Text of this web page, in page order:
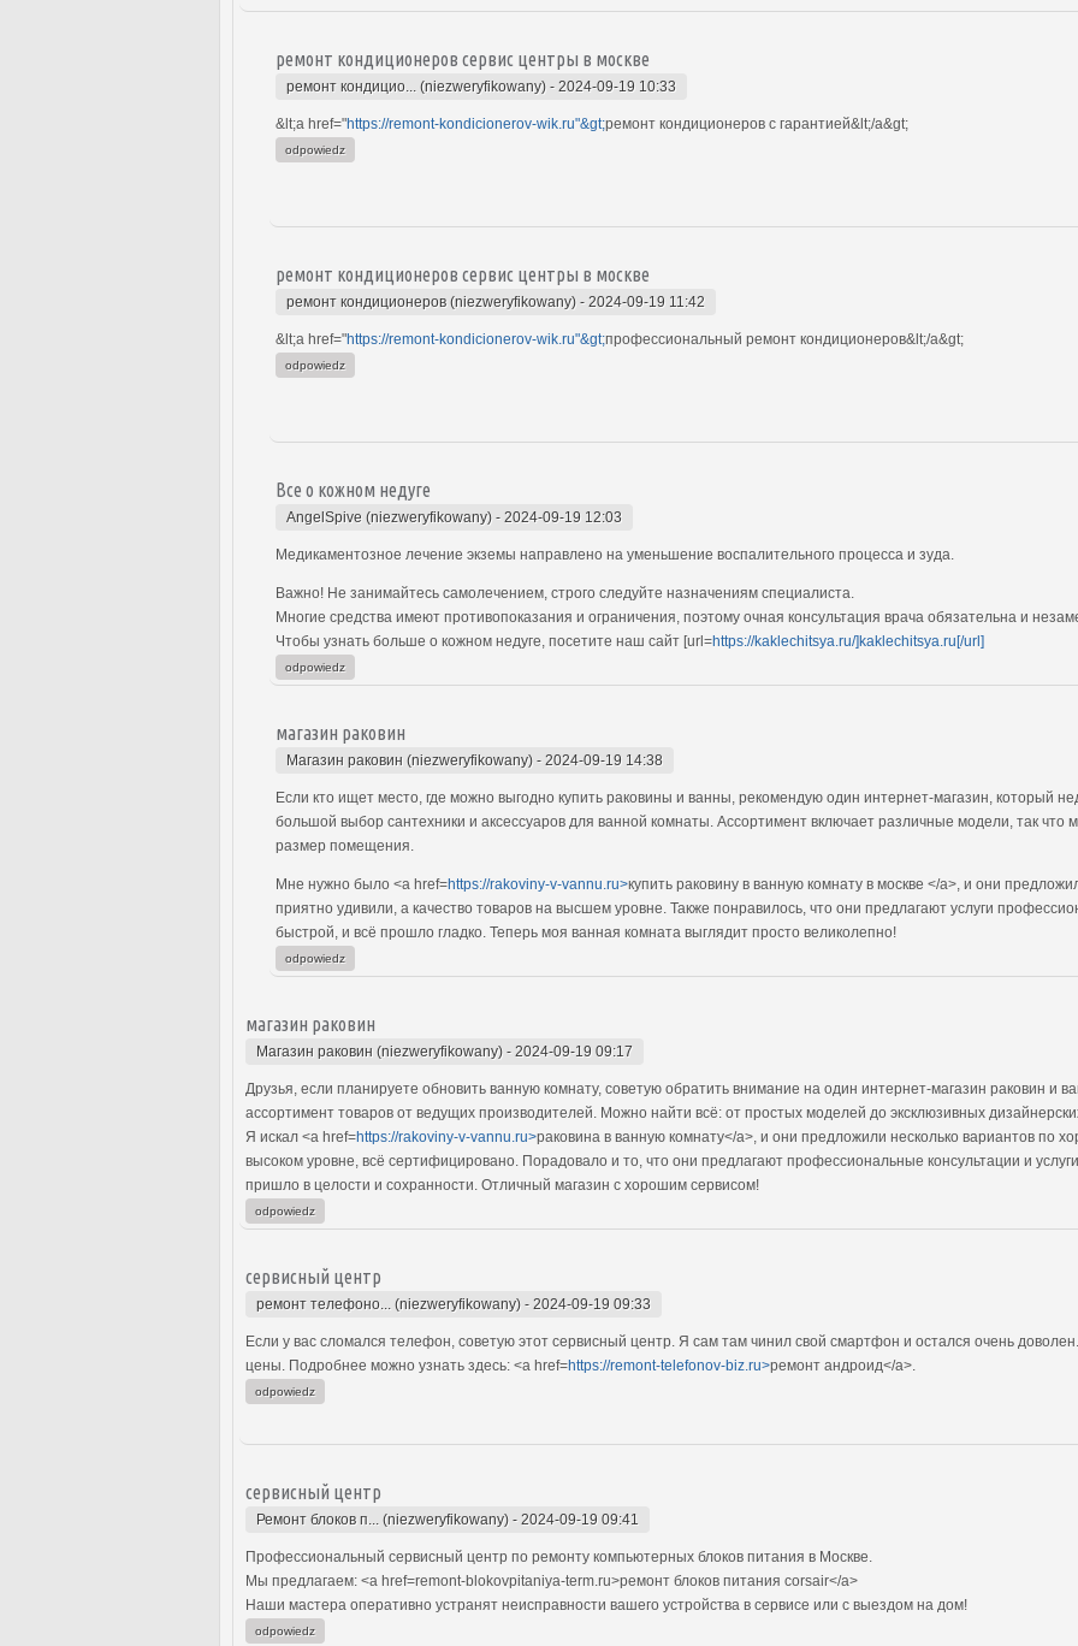
ремонт кондиционеров сервис центры в москве
ремонт кондицио... (niezweryfikowany) - 2024-09-19 10:33
&lt;a href="https://remont-kondicionerov-wik.ru"&gt;ремонт кондиционеров с гарантией&lt;/a&gt;
odpowiedz
ремонт кондиционеров сервис центры в москве
ремонт кондиционеров (niezweryfikowany) - 2024-09-19 11:42
&lt;a href="https://remont-kondicionerov-wik.ru"&gt;профессиональный ремонт кондиционеров&lt;/a&gt;
odpowiedz
Все о кожном недуге
AngelSpive (niezweryfikowany) - 2024-09-19 12:03
Медикаментозное лечение экземы направлено на уменьшение воспалительного процесса и зуда.
Важно! Не занимайтесь самолечением, строго следуйте назначениям специалиста.
Многие средства имеют противопоказания и ограничения, поэтому очная консультация врача обязательна и
Чтобы узнать больше о кожном недуге, посетите наш сайт [url=https://kaklechitsya.ru/]kaklechitsya.ru[/url]
odpowiedz
магазин раковин
Магазин раковин (niezweryfikowany) - 2024-09-19 14:38
Если кто ищет место, где можно выгодно купить раковины и ванны, рекомендую один интернет-магазин, который
большой выбор сантехники и аксессуаров для ванной комнаты. Ассортимент включает различные модели, так что
размер помещения.
Мне нужно было <a href=https://rakoviny-v-vannu.ru>купить раковину в ванную комнату в москве </a>, и они
приятно удивили, а качество товаров на высшем уровне. Также понравилось, что они предлагают услуги
быстрой, и всё прошло гладко. Теперь моя ванная комната выглядит просто великолепно!
odpowiedz
магазин раковин
Магазин раковин (niezweryfikowany) - 2024-09-19 09:17
Друзья, если планируете обновить ванную комнату, советую обратить внимание на один интернет-магазин раковин и
ассортимент товаров от ведущих производителей. Можно найти всё: от простых моделей до эксклюзивных
Я искал <a href=https://rakoviny-v-vannu.ru>раковина в ванную комнату</a>, и они предложили несколько вариантов по
высоком уровне, всё сертифицировано. Порадовало и то, что они предлагают профессиональные консультации и
пришло в целости и сохранности. Отличный магазин с хорошим сервисом!
odpowiedz
сервисный центр
ремонт телефоно... (niezweryfikowany) - 2024-09-19 09:33
Если у вас сломался телефон, советую этот сервисный центр. Я сам там чинил свой смартфон и остался очень
цены. Подробнее можно узнать здесь: <a href=https://remont-telefonov-biz.ru>ремонт андроид</a>.
odpowiedz
сервисный центр
Ремонт блоков п... (niezweryfikowany) - 2024-09-19 09:41
Профессиональный сервисный центр по ремонту компьютерных блоков питания в Москве.
Мы предлагаем: <a href=remont-blokovpitaniya-term.ru>ремонт блоков питания corsair</a>
Наши мастера оперативно устранят неисправности вашего устройства в сервисе или с выездом на дом!
odpowiedz